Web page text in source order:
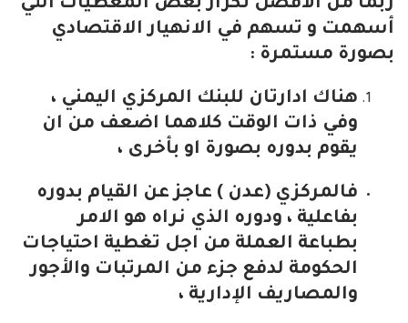
ربما من الأفضل تكرار بعض المعطيات التي
أسهمت و تسهم في الانهيار الاقتصادي
بصورة مستمرة :
هناك ادارتان للبنك المركزي اليمني ،
وفي ذات الوقت كلاهما اضعف من ان
يقوم بدوره بصورة او بأخرى ،
فالمركزي (عدن ) عاجز عن القيام بدوره
بفاعلية ، ودوره الذي نراه هو الامر
بطباعة العملة من اجل تغطية احتياجات
الحكومة لدفع جزء من المرتبات والأجور
والمصاريف الإدارية ،